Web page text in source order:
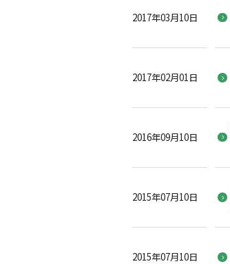
2017年03月10日
2017年02月01日
2016年09月10日
2015年07月10日
2015年07月10日